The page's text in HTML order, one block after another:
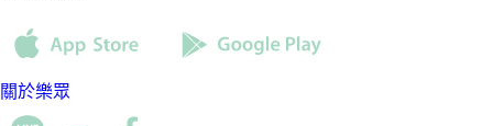
關於樂眾